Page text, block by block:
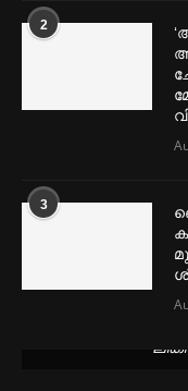
2
3